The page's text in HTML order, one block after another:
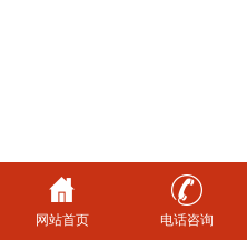
网站首页 电话咨询